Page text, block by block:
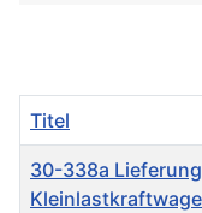
Titel
30-338a Lieferung